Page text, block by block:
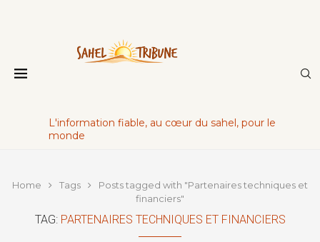
L'information fiable, au cœur du sahel, pour le
monde
Home Tags
Posts tagged with "Partenaires techniques et
financiers"
TAG: PARTENAIRES TECHNIQUES ET FINANCIERS